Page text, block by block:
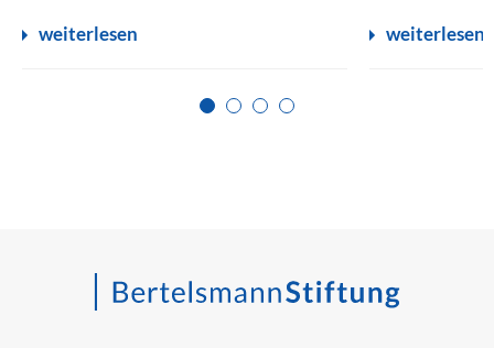
weiterlesen weiterlesen
Zur Seite 1
Zur Seite 2
Zur Seite 3
Zur Seite 4